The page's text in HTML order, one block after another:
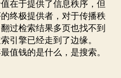
于提供了信息秩序，但
终极提供者，对于传播秩
过检索结果多页也找不到
引擎已经走到了边缘。
钱的是什么，是搜索。